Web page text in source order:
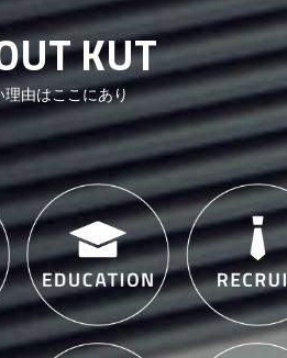
KUT
理由はここにあり